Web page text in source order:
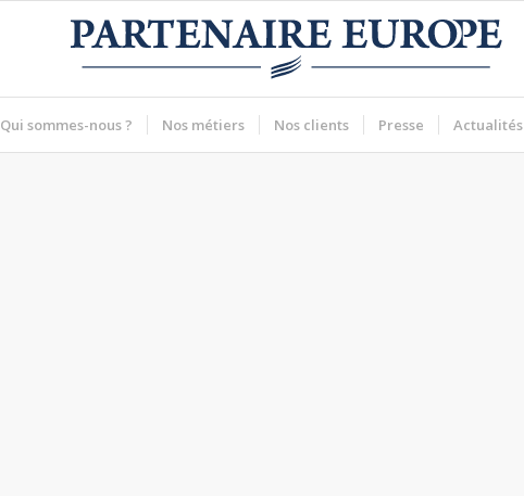
Qui sommes-nous ? Nos métiers Nos clients Presse Actualités